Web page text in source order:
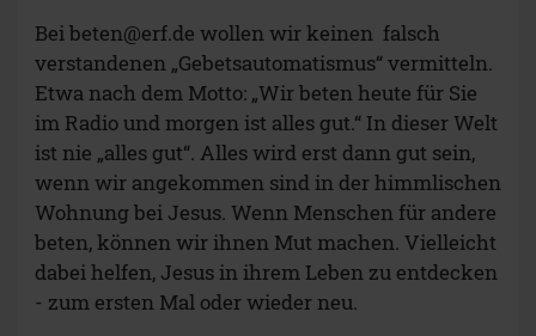
Beibeten@erf.de wollen wir keinen falsch
verstandenen „Gebetsautomatismus“ vermitteln.
Etwa nach dem Motto: „Wir beten heute für Sie
im Radio und morgen ist alles gut.“ In dieser Welt
ist nie „alles gut“. Alles wird erst dann gut sein,
wenn wir angekommen sind in der himmlischen
Wohnung bei Jesus. Wenn Menschen für andere
beten, können wir ihnen Mut machen. Vielleicht
dabei helfen, Jesus in ihrem Leben zu entdecken
- zum ersten Mal oder wieder neu.